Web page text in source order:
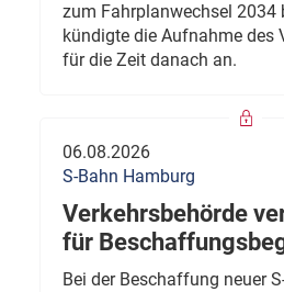
zum Fahrplanwechsel 2034
kündigte die Aufnahme des
für die Zeit danach an.
06.08.2026
S-Bahn Hamburg
Verkehrsbehörde
für
Bei der Beschaffung neuer